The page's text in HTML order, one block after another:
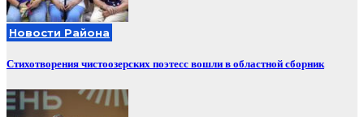
Новости Района
Стихотворения чистоозерских поэтесс вошли в областной сборник